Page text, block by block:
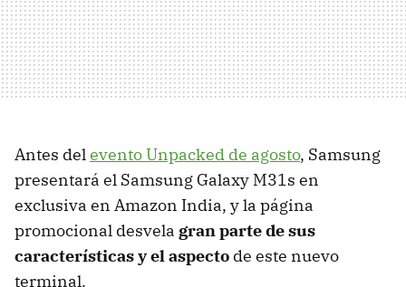
Antes delevento Unpacked de agosto, Samsung
presentará el Samsung Galaxy M31s en
exclusiva en Amazon India, y la página
promocional desvela gran parte de sus
características y el aspecto de este nuevo
terminal.